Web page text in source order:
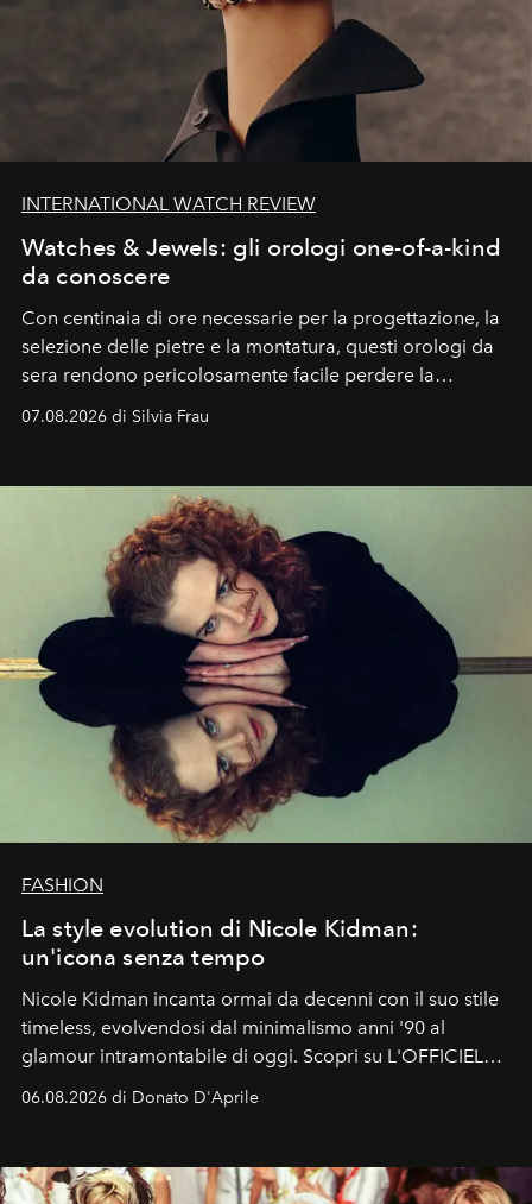
INTERNATIONAL WATCH REVIEW
Watches & Jewels: gli orologi one-of-a-kind
da conoscere
Con centinaia di ore necessarie per la progettazione, la
selezione delle pietre e la montatura, questi orologi da
sera rendono pericolosamente facile perdere la
cognizione del tempo. Ma con quadranti così
07.08.2026 di Silvia Frau
FASHION
La style evolution di Nicole Kidman:
un'icona senza tempo
Nicole Kidman incanta ormai da decenni con il suo stile
timeless, evolvendosi dal minimalismo anni '90 al
glamour intramontabile di oggi. Scopri su L'OFFICIEL
Italia la sua style evolution.
06.08.2026 di Donato D'Aprile